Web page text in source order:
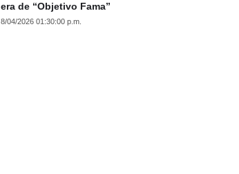
era de “Objetivo Fama”
8/04/2026 01:30:00 p.m.